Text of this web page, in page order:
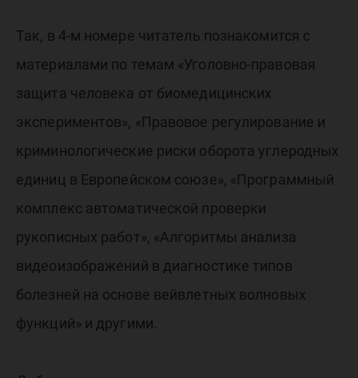
Так, в 4-м номере читатель познакомится с
материалами по темам «Уголовно-правовая
защита человека от биомедицинских
экспериментов», «Правовое регулирование и
криминологические риски оборота углеродных
единиц в Европейском союзе», «Программный
комплекс автоматической проверки
рукописных работ», «Алгоритмы анализа
видеоизображений в диагностике типов
болезней на основе вейвлетных волновых
функций» и другими.